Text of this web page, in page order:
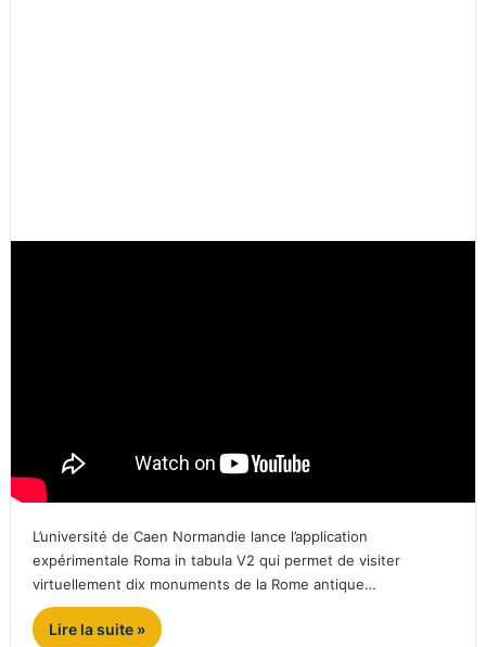
L’université de Caen Normandie lance l’application
expérimentale Roma in tabula V2 qui permet de visiter
virtuellement dix monuments de la Rome antique…
Lire la suite »